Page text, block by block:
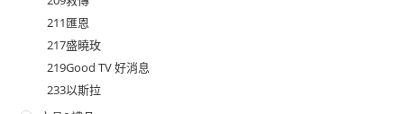
211匯恩
217盛曉玫
219Good TV 好消息
233以斯拉